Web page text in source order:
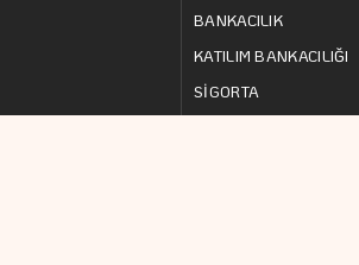
BANKACILIK
KATILIM BANKACILIĞI
SİGORTA